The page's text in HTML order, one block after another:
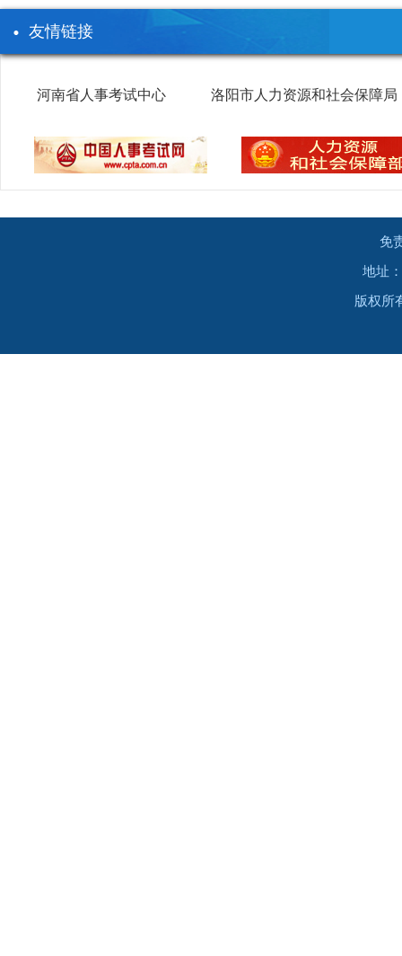
友情链接
河南省人事考试中心 洛阳市人力资源和社会保障局
免
地址
版权所